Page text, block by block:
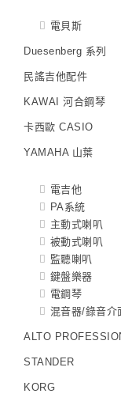
電貝斯
Duesenberg 系列
民謠吉他配件
KAWAI 河合鋼琴
卡西歐 CASIO
YAMAHA 山葉
電吉他
PA系統
主動式喇叭
被動式喇叭
監聽喇叭
鍵盤樂器
電鋼琴
混音器/錄音介
ALTO
STANDER
KORG